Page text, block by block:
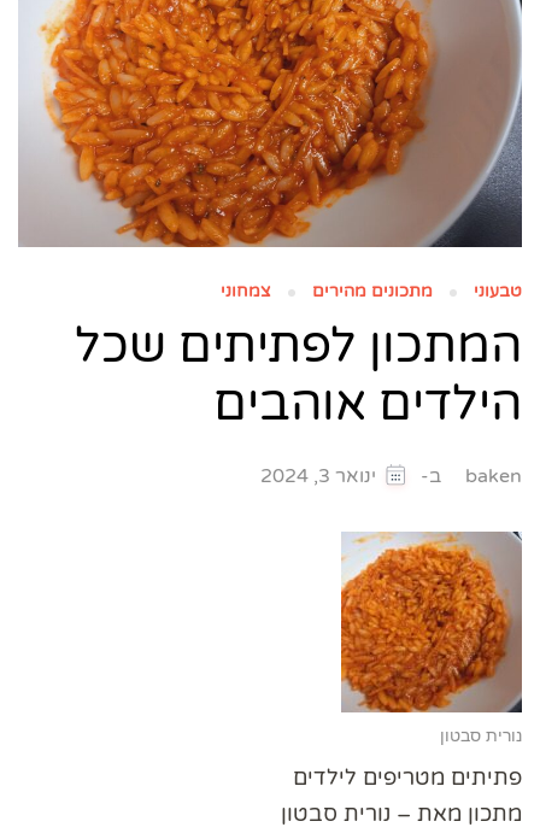
טבעוני מתכונים מהירים צמחוני
המתכון לפתיתים שכל
הילדים אוהבים
baken ב- ינואר 3, 2024
נורית סבטון
פתיתים מטריפים לילדים
מתכון מאת – נורית סבטון